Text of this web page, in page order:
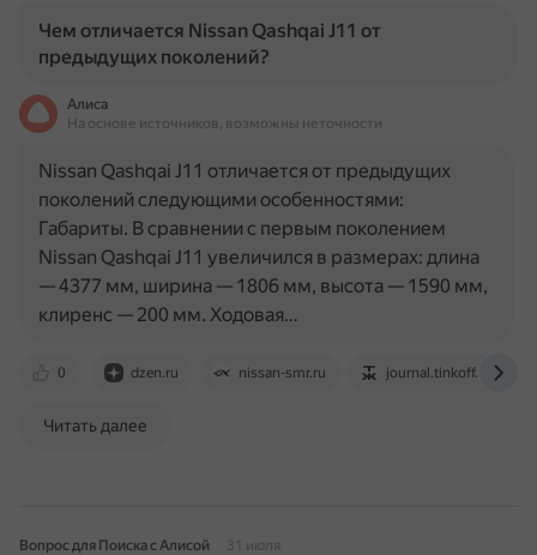
Чем отличается Nissan Qashqai J11 от
предыдущих поколений?
Алиса
На основе источников, возможны неточности
0 dzen.ru nissan-smr.ru journal.tinkoff.ru
Nissan Qashqai J11 отличается от предыдущих
поколений следующими особенностями:
Габариты. В сравнении с первым поколением
Nissan Qashqai J11 увеличился в размерах: длина
— 4377 мм, ширина — 1806 мм, высота — 1590 мм,
клиренс — 200 мм. Ходовая…
Читать далее
Вопрос для Поиска с Алисой
31 июля